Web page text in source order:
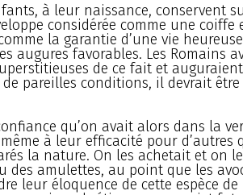
à leur naissance, conservent
considérée comme une coiffe
la garantie d’une vie
augures favorables. Les Romains
de ce fait et
pareilles conditions, il devrait
qu’on avait alors dans la
à leur efficacité pour d’autres
la nature. On les achetait et on
des amulettes, au point que les
leur éloquence de cette espèce de